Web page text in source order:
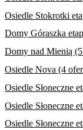
Osiedle Stokrotki
Domy Góraszka
Domy nad Mienią
Osiedle Nova (4
Osiedle Słoneczne
Osiedle Słoneczne
Osiedle Słoneczne